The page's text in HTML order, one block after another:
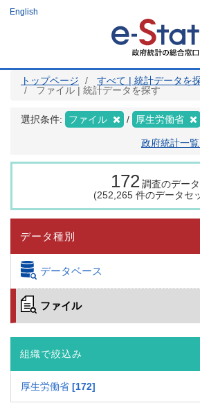
ツ
English
トップページ
すべて | 統計データを
ファイル | 統計データを探す
選択条件: ファイル 厚生労働省
政府統計一
172 調査のデータ
(252,265 件のデータセ
データ種別
データベース
ファイル
組織で絞込み
厚生労働省 172